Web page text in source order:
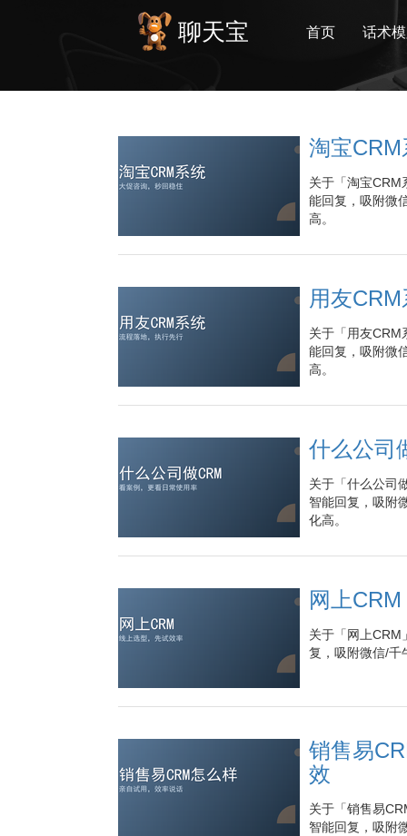
聊天宝 首页 话术
淘宝
关于「淘宝CRM
能回复，吸附微
高。
用友
关于「用友CRM
能回复，吸附微
高。
什么公司
关于「什么公司
智能回复，吸附
化高。
网上
关于「网上CRM
复，吸附微信/千
销售易
效
关于「销售易
智能回复，吸附